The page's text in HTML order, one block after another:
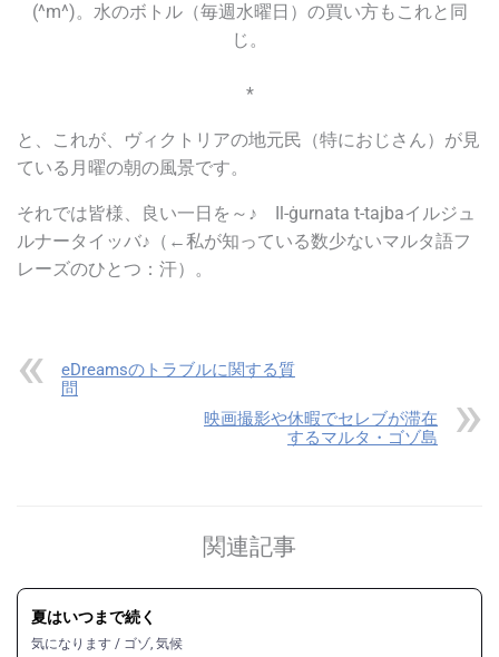
(^m^)。水のボトル（毎週水曜日）の買い方もこれと同
じ。
*
と、これが、ヴィクトリアの地元民（特におじさん）が見
ている月曜の朝の風景です。
それでは皆様、良い一日を～♪ Il-ġurnata t-tajbaイルジュ
ルナータイッバ♪（←私が知っている数少ないマルタ語フ
レーズのひとつ：汗）。
eDreamsのトラブルに関する質
問
映画撮影や休暇でセレブが滞在
するマルタ・ゴゾ島
関連記事
夏はいつまで続く
気になります / ゴゾ, 気候